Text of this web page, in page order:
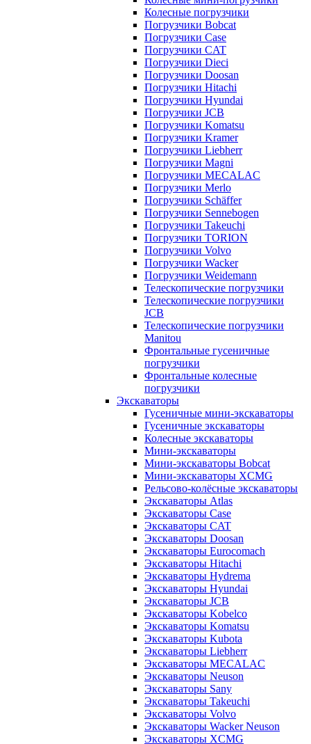
Колесные погрузчики
Погрузчики Bobcat
Погрузчики Case
Погрузчики CAT
Погрузчики Dieci
Погрузчики Doosan
Погрузчики Hitachi
Погрузчики Hyundai
Погрузчики JCB
Погрузчики Komatsu
Погрузчики Kramer
Погрузчики Liebherr
Погрузчики Magni
Погрузчики MECALAC
Погрузчики Merlo
Погрузчики Schäffer
Погрузчики Sennebogen
Погрузчики Takeuchi
Погрузчики TORION
Погрузчики Volvo
Погрузчики Wacker
Погрузчики Weidemann
Телескопические погрузчики
Телескопические погрузчики
JCB
Телескопические погрузчики
Manitou
Фронтальные гусеничные
погрузчики
Фронтальные колесные
погрузчики
Экскаваторы
Гусеничные мини-экскаваторы
Гусеничные экскаваторы
Колесные экскаваторы
Мини-экскаваторы
Мини-экскаваторы Bobcat
Мини-экскаваторы XCMG
Рельсово-колёсные экскаваторы
Экскаваторы Atlas
Экскаваторы Case
Экскаваторы CAT
Экскаваторы Doosan
Экскаваторы Eurocomach
Экскаваторы Hitachi
Экскаваторы Hydrema
Экскаваторы Hyundai
Экскаваторы JCB
Экскаваторы Kobelco
Экскаваторы Komatsu
Экскаваторы Kubota
Экскаваторы Liebherr
Экскаваторы MECALAC
Экскаваторы Neuson
Экскаваторы Sany
Экскаваторы Takeuchi
Экскаваторы Volvo
Экскаваторы Wacker Neuson
Экскаваторы XCMG